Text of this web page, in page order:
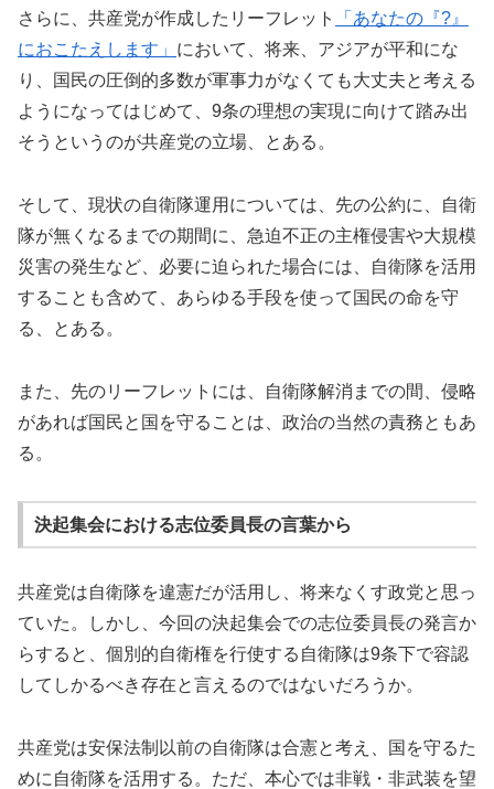
さらに、共産党が作成したリーフレット
「あなたの『?』
におこたえします」 において、将来、アジアが平和にな
り、国民の圧倒的多数が軍事力がなくても大丈夫と考える
ようになってはじめて、9条の理想の実現に向けて踏み出
そうというのが共産党の立場、とある。
そして、現状の自衛隊運用については、先の公約に、自衛
隊が無くなるまでの期間に、急迫不正の主権侵害や大規模
災害の発生など、必要に迫られた場合には、自衛隊を活用
することも含めて、あらゆる手段を使って国民の命を守
る、とある。
また、先のリーフレットには、自衛隊解消までの間、侵略
があれば国民と国を守ることは、政治の当然の責務ともあ
る。
決起集会における志位委員長の言葉から
共産党は自衛隊を違憲だが活用し、将来なくす政党と思っ
ていた。しかし、今回の決起集会での志位委員長の発言か
らすると、個別的自衛権を行使する自衛隊は9条下で容認
してしかるべき存在と言えるのではないだろうか。
共産党は安保法制以前の自衛隊は合憲と考え、国を守るた
めに自衛隊を活用する。ただ、本心では非戦・非武装を望